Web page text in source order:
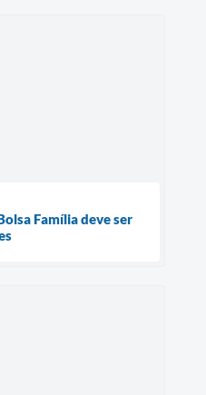
Família deve ser